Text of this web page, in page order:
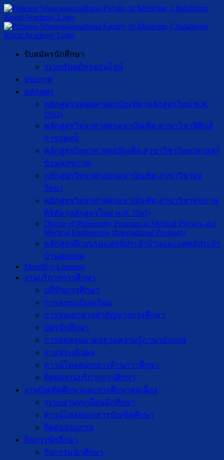
รับสมัครนักศึกษา
ระบบรับสมัครออนไลน์
ประกาศ
หลักสูตร
หลักสูตรแพทยศาสตรบัณฑิต (หลักสูตรใหม่ พ.ศ.
2563)
หลักสูตรวิทยาศาสตรมหาบัณฑิต สาขาวิชาฟิสิกส์
การแพทย์
หลักสูตรวิทยาศาสตรบัณฑิต สาขาวิชาวิทยาศาสตร์
ข้อมูลสุขภาพ
หลักสูตรวิทยาศาสตรมหาบัณฑิต สาขาวิชาตจ
วิทยา
หลักสูตรวิทยาศาสตรมหาบัณฑิต สาขาวิชาสุขภาพ
ดิจิทัล (หลักสูตรใหม่ พ.ศ. 2565)
Doctor of Philosophy Program in Medical Physics and
Medical Engineering (International Program)
หลักสูตรฝึกอบรมแพทย์ประจำบ้านและแพทย์ประจำ
บ้านต่อยอด
Moodle e-Learning
งานบริการการศึกษา
ปฎิทินการศึกษา
การลงทะเบียนเรียน
การขอเอกสารสำคัญทางการศึกษา
บัตรนักศึกษา
การทดสอบมาตรฐานความรู้ภาษาอังกฤษ
งานประเมินผล
ดาวน์โหลดเอกสารด้านการศึกษา
ติดต่องานบริการการศึกษา
งานบัณฑิตศึกษาเเละการศึกษาต่อเนื่อง
ระบบงานทะเบียนนักศึกษา
ดาวน์โหลดเอกสารบัณฑิตศึกษา
ติดต่อสอบถาม
กิจการนักศึกษา
กิจกรรมนักศึกษา